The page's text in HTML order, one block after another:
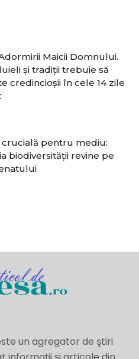
Maicii Domnului.
și tradiții trebuie să
credincioșii în cele 14 zile
crucială pentru mediu:
biodiversității revine pe
un agregator de ştiri